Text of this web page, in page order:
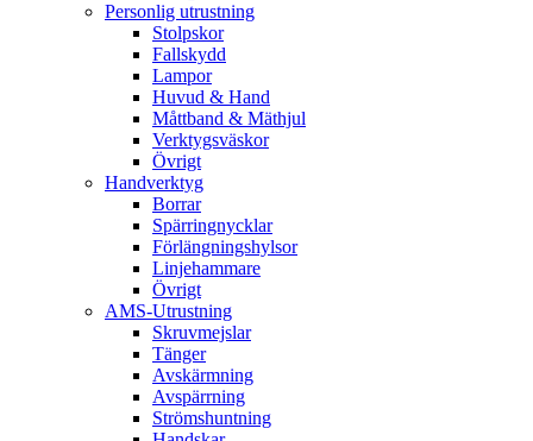
Personlig utrustning
Stolpskor
Fallskydd
Lampor
Huvud & Hand
Måttband & Mäthjul
Verktygsväskor
Övrigt
Handverktyg
Borrar
Spärringnycklar
Förlängningshylsor
Linjehammare
Övrigt
AMS-Utrustning
Skruvmejslar
Tänger
Avskärmning
Avspärrning
Strömshuntning